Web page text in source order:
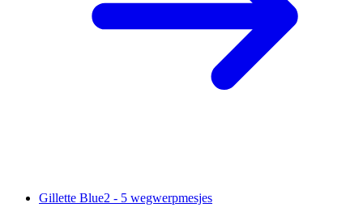
Gillette Blue2 - 5 wegwerpmesjes